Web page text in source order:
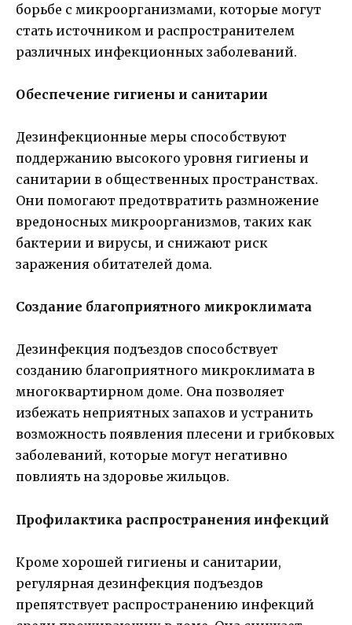
борьбе с микроорганизмами, которые могут
стать источником и распространителем
различных инфекционных заболеваний.
Обеспечение гигиены и санитарии
Дезинфекционные меры способствуют
поддержанию высокого уровня гигиены и
санитарии в общественных пространствах.
Они помогают предотвратить размножение
вредоносных микроорганизмов, таких как
бактерии и вирусы, и снижают риск
заражения обитателей дома.
Создание благоприятного микроклимата
Дезинфекция подъездов способствует
созданию благоприятного микроклимата в
многоквартирном доме. Она позволяет
избежать неприятных запахов и устранить
возможность появления плесени и грибковых
заболеваний, которые могут негативно
повлиять на здоровье жильцов.
Профилактика распространения инфекций
Кроме хорошей гигиены и санитарии,
регулярная дезинфекция подъездов
препятствует распространению инфекций